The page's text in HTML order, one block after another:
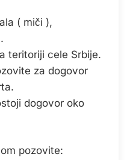
( miči ),
teritoriji cele Srbije.
za dogovor
dogovor oko
pozovite: